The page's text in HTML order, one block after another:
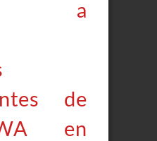
a
de
en